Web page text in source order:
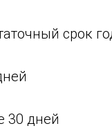
срок
30 дней